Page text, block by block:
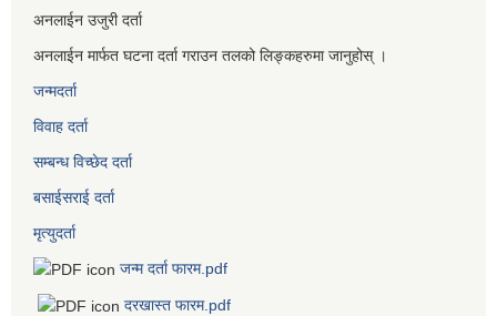
अनलाईन उजुरी दर्ता
अनलाईन मार्फत घटना दर्ता गराउन तलको लिङ्कहरुमा जानुहोस् ।
जन्मदर्ता
विवाह दर्ता
सम्बन्ध विच्छेद दर्ता
बसाईसराई दर्ता
मृत्युदर्ता
जन्म दर्ता फारम.pdf
दरखास्त फारम.pdf